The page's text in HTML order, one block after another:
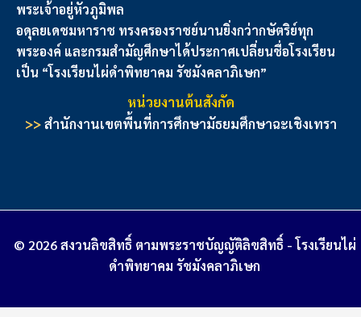
พระเจ้าอยู่หัวภูมิพล
อดุลยเดชมหาราช ทรงครองราชย์นานยิ่งกว่ากษัตริย์ทุก
พระองค์ และกรมสํามัญศึกษาได้ประกาศเปลี่ยนชื่อโรงเรียน
เป็น “โรงเรียนไผ่ดำพิทยาคม รัชมังคลาภิเษก”
หน่วยงานต้นสังกัด
>>สำนักงานเขตพื้นที่การศึกษามัธยมศึกษาฉะเชิงเทรา
© 2026 สงวนลิขสิทธิ์ ตามพระราชบัญญัติลิขสิทธิ์ - โรงเรียนไผ่
ดำพิทยาคม รัชมังคลาภิเษก